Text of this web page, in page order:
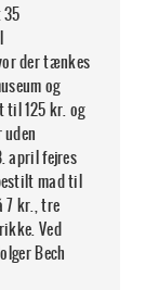
der tænkes
og
til 125 kr. og
april fejres
mad til
7 kr., tre
Ved
Bech